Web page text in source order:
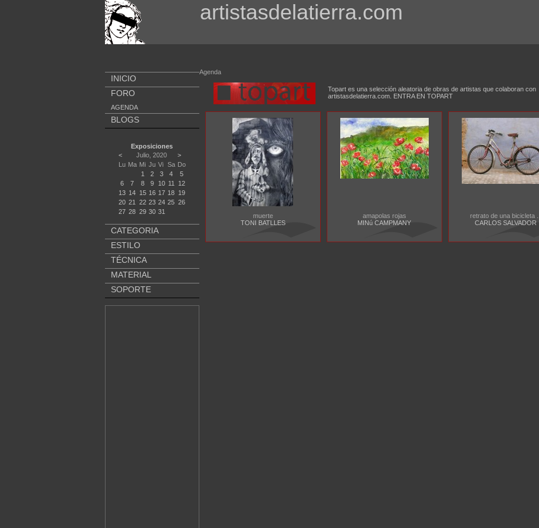
artistasdelatierra.com
INICIO
FORO
AGENDA
BLOGS
Exposiciones
<
Julio, 2020
>
Lu Ma Mi Ju Vi Sa Do
1
2 3 4
5
6
7 8 9 10 11
12
13 14 15 16 17 18 19
20 21 22 23 24 25 26
27 28 29 30 31
CATEGORIA
ESTILO
TÉCNICA
MATERIAL
SOPORTE
Agenda
Topart es una selección aleatoria de obras de artistas que colaboran con
artistasdelatierra.com. ENTRA EN TOPART
muerte
TONI BATLLES
amapolas rojas
MINú CAMPMANY
retrato de una bicicleta ...
CARLOS SALVADOR